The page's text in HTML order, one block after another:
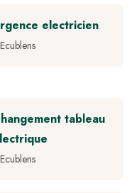
electricien
tableau